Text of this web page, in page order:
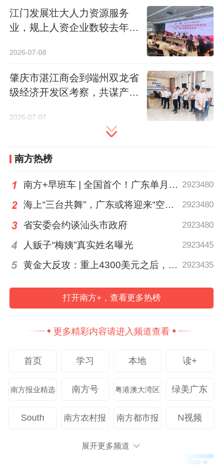
据了解，全省在粤退役军人创办经营主体近
60万家，年均新增退役军人创业主体3万余
市企业23家，省级专精特新企业、高新技术
企业、省级农业龙头企业达到5000余家，年
纳税额超亿元军创企业达33家，军创企业已
深度扎根先进制造、现代农业、现代服务、
通讯员 叶婷婷刁晓玲
转载
校对 张芳菲
南方日报、南方+时政新闻部记者
江门发展壮大人力资源服务
业，规上人资企业数较去年底
2026-07-08
肇庆市湛江商会到端州双龙省
级经济开发区考察，共谋产业
2026-07-07
南方热榜
南方+早班车 | 全国首个！广东单月用电量突破千亿千瓦时 2923480
海上“三台共舞”，广东或将迎来“空调外机” | 天气早知道 2923480
省安委会约谈汕头市政府 2923480
人贩子“梅姨”真实姓名曝光 2923445
黄金大反攻：重上4300美元之后，是反弹还是反转？ 2923435
打开南方+，查看更多热榜
更多精彩内容请进入频道查看
首页 学习 本地 读+
南方报业精选 南方号 粤港澳大湾区 绿美广东
South 南方农村报 南方都市报 N视频
展开更多频道